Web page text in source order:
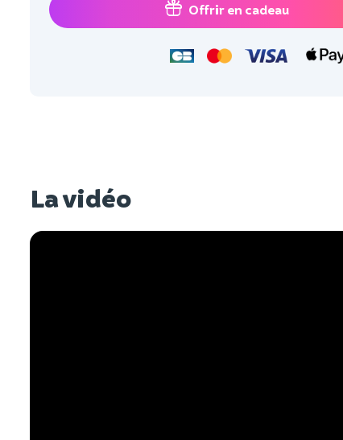
Offrir en cadeau
La vidéo